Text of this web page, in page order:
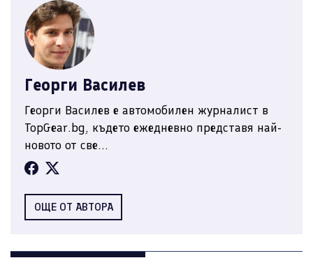
Георги Василев
Георги Василев е автомобилен журналист в
TopGear.bg, където ежедневно представя най-
новото от све...
ОЩЕ ОТ АВТОРА